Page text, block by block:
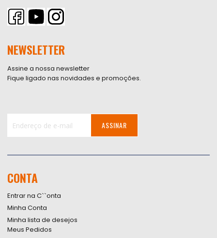
NEWSLETTER
Assine a nossa newsletter
Fique ligado nas novidades e promoções.
Newsletter:
ASSINAR
CONTA
Entrar na C``onta
Minha Conta
Minha lista de desejos
Meus Pedidos